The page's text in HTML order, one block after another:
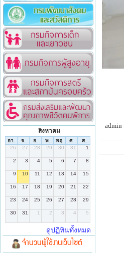
สิงหาคม
จำนวนผู้ใช้งานเว็บไซต์